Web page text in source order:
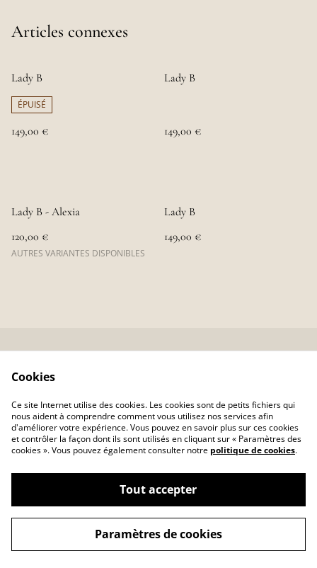
Articles connexes
Lady B
ÉPUISÉ
149,00 €
Lady B
149,00 €
Lady B - Alexia
120,00 €
AUTRES VARIANTES DISPONIBLES
Lady B
149,00 €
Collectif Emergence
©2026Tante lilou
powered by
Cookies
Ce site Internet utilise des cookies. Les cookies sont de petits fichiers qui
nous aident à comprendre comment vous utilisez nos services afin
d'améliorer votre expérience. Vous pouvez en savoir plus sur ces cookies
et contrôler la façon dont ils sont utilisés en cliquant sur « Paramètres des
cookies ». Vous pouvez également consulter notre politique de cookies.
Tout accepter
Paramètres de cookies